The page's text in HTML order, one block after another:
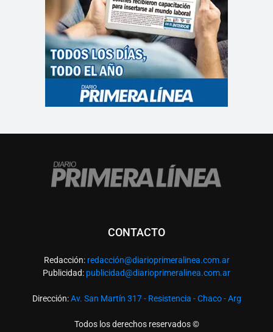
CONTACTO
Redacción: redacción@diarioprimeralinea.com.ar
Publicidad: publicidad@diarioprimeralinea.com.ar
Dirección:Av. San Martín 317 - Resistencia - Chaco - Arg
Todos los derechos reservados ©